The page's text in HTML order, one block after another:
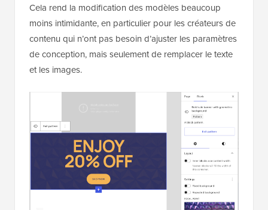
Cela rend la modification des modèles beaucoup
moins intimidante, en particulier pour les créateurs de
contenu qui n’ont pas besoin d’ajuster les paramètres
de conception, mais seulement de remplacer le texte
et les images.